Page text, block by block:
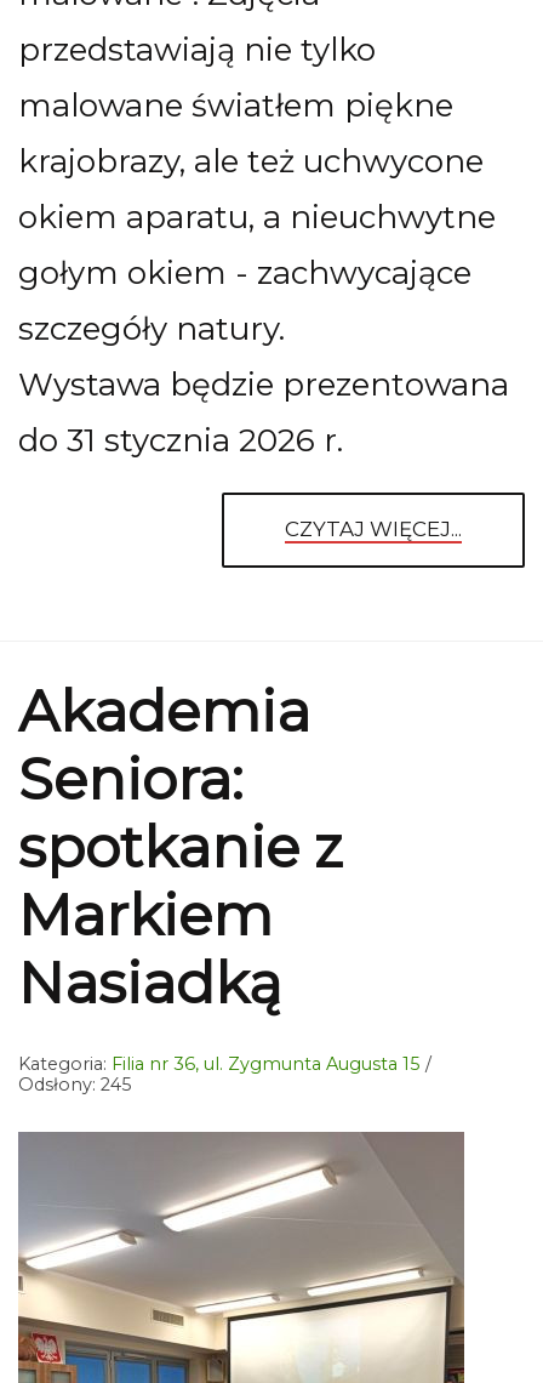
przedstawiają nie tylko
malowane światłem piękne
krajobrazy, ale też uchwycone
okiem aparatu, a nieuchwytne
gołym okiem - zachwycające
szczegóły natury.
Wystawa będzie prezentowana
do 31 stycznia 2026 r.
CZYTAJ WIĘCEJ...
Akademia
Seniora:
spotkanie z
Markiem
Nasiadką
Kategoria: Filia nr 36, ul. Zygmunta Augusta 15
Odsłony: 245